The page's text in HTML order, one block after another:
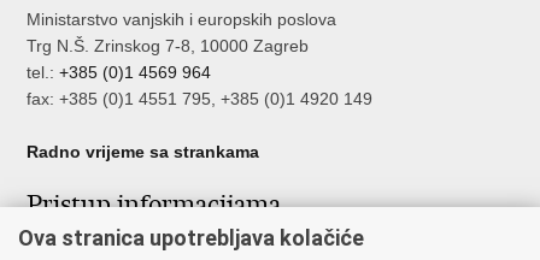
Ministarstvo vanjskih i europskih poslova
Trg N.Š. Zrinskog 7-8, 10000 Zagreb
tel.:+385 (0)1 4569 964
fax: +385 (0)1 4551 795, +385 (0)1 4920 149
Radno vrijeme sa strankama
Pristup informacijama
Pristup informacijama
Ova stranica upotrebljava kolačiće